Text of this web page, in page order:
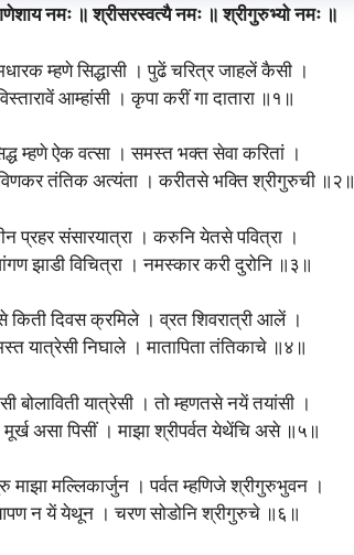
नमः ॥ श्रीसरस्वत्यै नमः ॥ श्रीगुरुभ्यो नमः ॥
म्हणे सिद्धासी । पुढें चरित्र जाहलें कैसी ।
आम्हांसी । कृपा करीं गा दातारा ॥१॥
म्हणे ऐक वत्सा । समस्त भक्त सेवा करितां ।
तंतिक अत्यंता । करीतसे भक्ति श्रीगुरुची ॥२॥
प्रहर संसारयात्रा । करुनि येतसे पवित्रा ।
झाडी विचित्रा । नमस्कार करी दुरोनि ॥३॥
किती दिवस क्रमिले । व्रत शिवरात्री आलें ।
यात्रेसी निघाले । मातापिता तंतिकाचे ॥४॥
बोलाविती यात्रेसी । तो म्हणतसे नयें तयांसी ।
मूर्ख असा पिसीं । माझा श्रीपर्वत येथेंचि असे ॥५॥
माझा मल्लिकार्जुन । पर्वत म्हणिजे श्रीगुरुभुवन ।
न यें येथून । चरण सोडोनि श्रीगुरुचे ॥६॥